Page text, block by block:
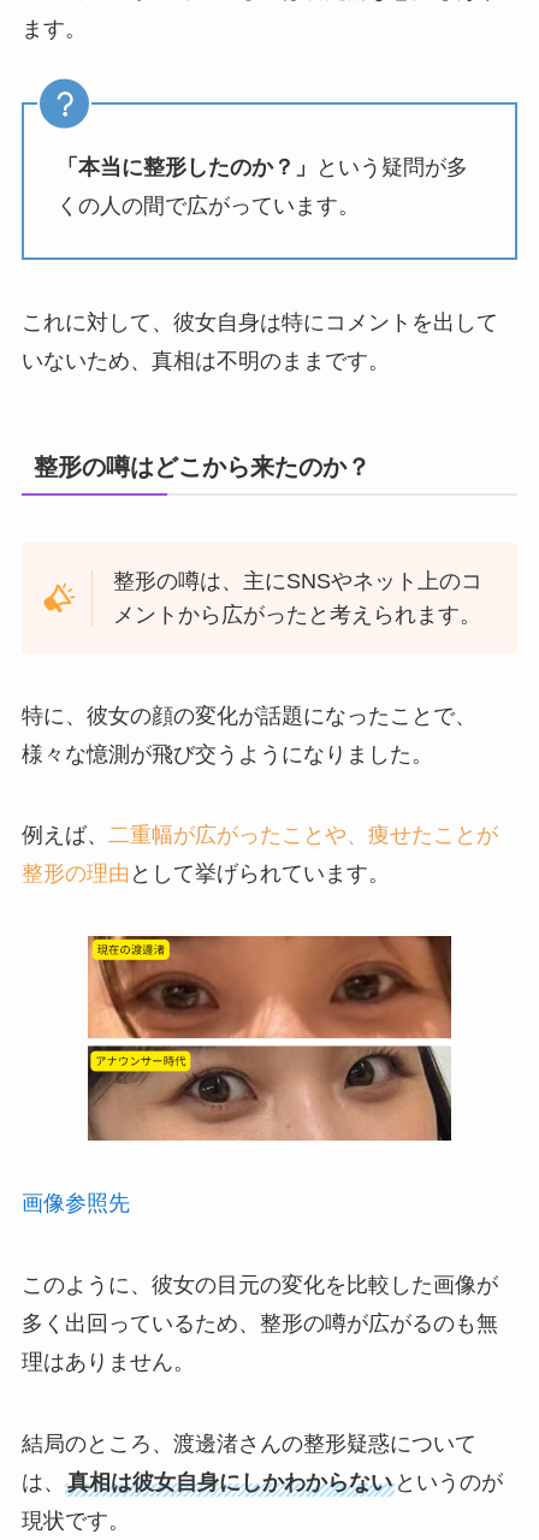
ます。
「本当に整形したのか？」
という疑問が多
くの人の間で広がっています。
これに対して、彼女自身は特にコメントを出して
いないため、真相は不明のままです。
整形の噂はどこから来たのか？
整形の噂は、主にSNSやネット上のコ
メントから広がったと考えられます。
特に、彼女の顔の変化が話題になったことで、
様々な憶測が飛び交うようになりました。
例えば、 二重幅が広がったことや、痩せたことが
整形の理由 として挙げられています。
画像参照先
このように、彼女の目元の変化を比較した画像が
多く出回っているため、整形の噂が広がるのも無
理はありません。
結局のところ、渡邊渚さんの整形疑惑について
は、 真相は彼女自身にしかわからないというのが
現状です。